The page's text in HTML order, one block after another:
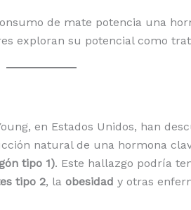
de mate potencia una
exploran su potencial como
en Estados Unidos, han
natural de una hormona
tipo 1). Este hallazgo podría
tipo 2, la obesidad y otras